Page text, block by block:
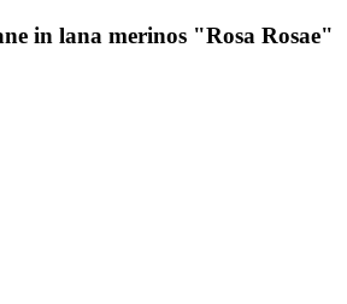
in lana merinos "Rosa Rosae"